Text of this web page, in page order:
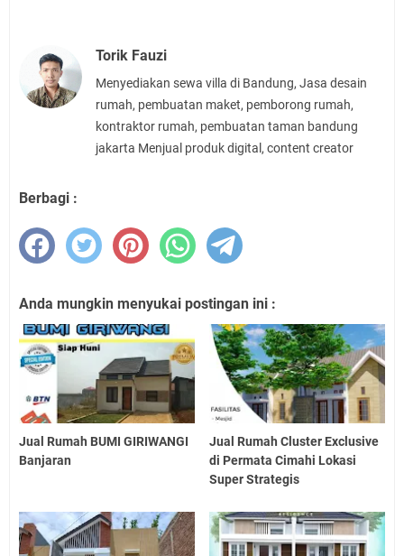
Torik Fauzi
Menyediakan sewa villa di Bandung, Jasa desain
rumah, pembuatan maket, pemborong rumah,
kontraktor rumah, pembuatan taman bandung
jakarta Menjual produk digital, content creator
Berbagi :
Anda mungkin menyukai postingan ini :
Jual Rumah BUMI GIRIWANGI
Banjaran
Jual Rumah Cluster Exclusive
di Permata Cimahi Lokasi
Super Strategis